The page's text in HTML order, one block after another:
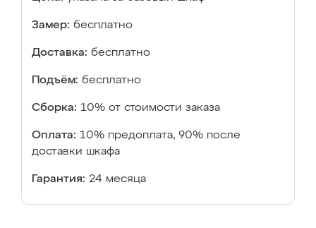
Замер: бесплатно
Доставка: бесплатно
Подъём: бесплатно
Сборка: 10% от стоимости заказа
Оплата: 10% предоплата, 90% после
доставки шкафа
Гарантия: 24 месяца